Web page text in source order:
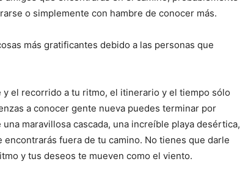
o simplemente con hambre de conocer más.
más gratificantes debido a las personas que
y el recorrido a tu ritmo, el itinerario y el tiempo sólo
a conocer gente nueva puedes terminar por
maravillosa cascada, una increíble playa desértica,
fuera de tu camino. No tienes que darle
y tus deseos te mueven como el viento.